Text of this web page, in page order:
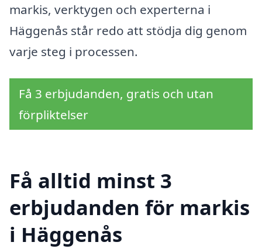
markis, verktygen och experterna i
Häggenås står redo att stödja dig genom
varje steg i processen.
Få 3 erbjudanden, gratis och utan
förpliktelser
Få alltid minst 3
erbjudanden för markis
i Häggenås